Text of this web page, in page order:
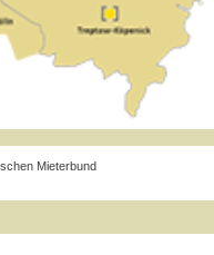
Mieterbund